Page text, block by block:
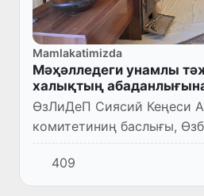
Mamlakatimizda
Мәҳәлледеги унамлы
халықтың
ӨзЛиДеП Сиясий Кеңеси
комитетиниң баслығы,
Республикасы Олий
палатасындағы ӨзЛиДеП
басшысы, Өзбекстан
409